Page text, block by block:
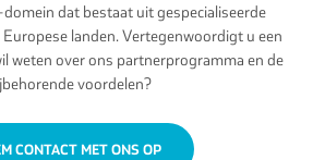
dat bestaat uit gespecialiseerde
landen. Vertegenwoordigt u een
weten over ons partnerprogramma en de
voordelen?
CONTACT MET ONS OP